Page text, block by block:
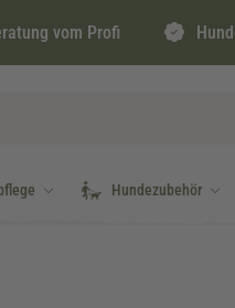
vom Profi
Hundezubehör